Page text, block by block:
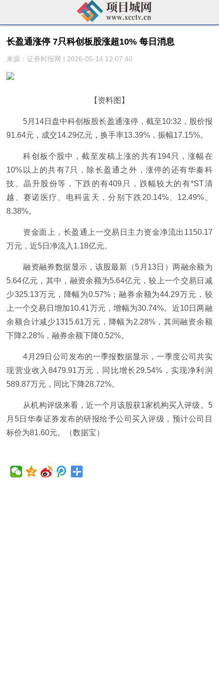
长盈通涨停 7只科创板股涨超10% 每日消息
来源：证券时报网 | 2026-05-14 12:07:40
【资料图】
5月14日盘中科创板股长盈通涨停，截至10:32，股价报
91.64元，成交14.29亿元，换手率13.39%，振幅17.15%。
科创板个股中，截至发稿上涨的共有194只，涨幅在
10%以上的共有7只，除长盈通之外，涨停的还有华秦科
技、晶升股份等，下跌的有409只，跌幅较大的有*ST清
越、赛诺医疗、电科蓝天，分别下跌20.14%、12.49%、
8.38%。
资金面上，长盈通上一交易日主力资金净流出1150.17
万元，近5日净流入1.18亿元。
融资融券数据显示，该股最新（5月13日）两融余额为
5.64亿元，其中，融资余额为5.64亿元，较上一个交易日减
少325.13万元，降幅为0.57%；融券余额为44.29万元，较
上一个交易日增加10.41万元，增幅为30.74%。近10日两融
余额合计减少1315.61万元，降幅为2.28%，其间融资余额
下降2.28%，融券余额下降0.52%。
4月29日公司发布的一季报数据显示，一季度公司共实
现营业收入8479.91万元，同比增长29.54%，实现净利润
589.87万元，同比下降28.72%。
从机构评级来看，近一个月该股获1家机构买入评级。5
月5日华泰证券发布的研报给予公司买入评级，预计公司目
标价为81.60元。（数据宝）